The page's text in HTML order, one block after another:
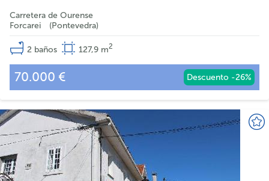
Carretera de Ourense
Forcarei
Pontevedra
2 baños 127,9 m2
70.000 € Descuento -26%